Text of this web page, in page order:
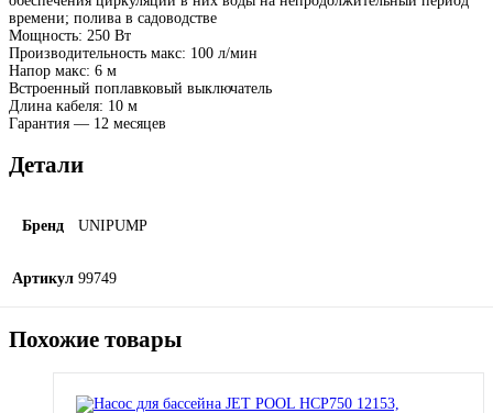
времени; полива в садоводстве
Мощность: 250 Вт
Производительность макс: 100 л/мин
Напор макс: 6 м
Встроенный поплавковый выключатель
Длина кабеля: 10 м
Гарантия — 12 месяцев
Детали
Бренд UNIPUMP
Артикул 99749
Похожие товары